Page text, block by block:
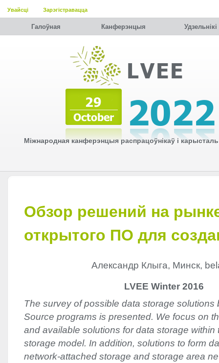
Увайсці Зарэгістравацца
Галоўная Канферэнцыя Удзельнiкi
Міжнародная канферэнцыя распрацоўнікаў і
Обзор решений на
открытого ПО для
Александр Клыга, Минск,
LVEE Winter 2016
The survey of possible data storage solutions
Source programs is presented. We focus on
and available solutions for data storage within
storage model. In addition, solutions to form
network-attached storage and storage area